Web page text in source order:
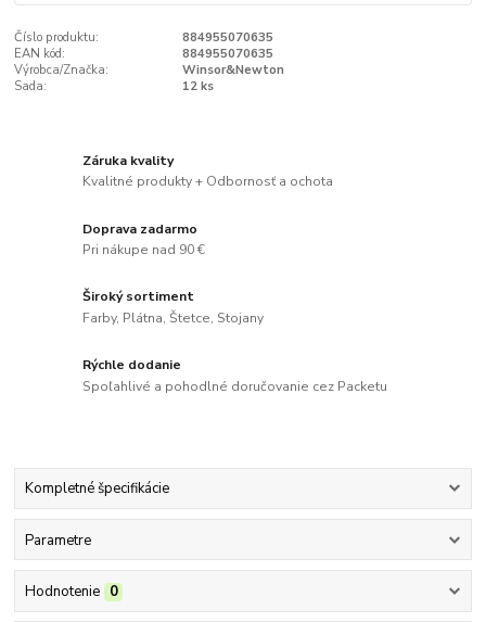
Číslo produktu:
884955070635
EAN kód:
884955070635
Výrobca/Značka:
Winsor&Newton
Sada:
12 ks
Záruka kvality
Kvalitné produkty + Odbornosť a ochota
Doprava zadarmo
Pri nákupe nad 90 €
Široký sortiment
Farby, Plátna, Štetce, Stojany
Rýchle dodanie
Spoľahlivé a pohodlné doručovanie cez Packetu
Kompletné špecifikácie
Parametre
Hodnotenie 0